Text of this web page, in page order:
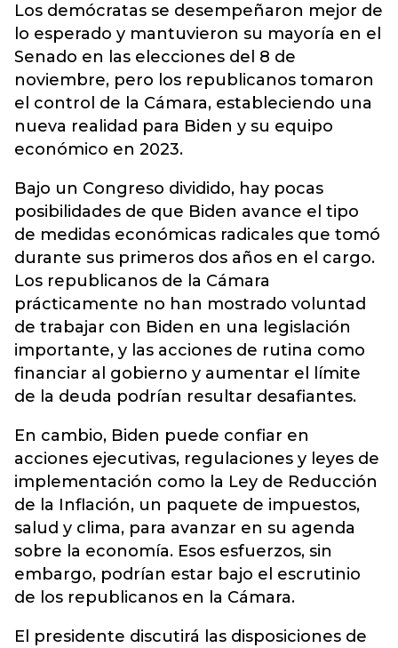
Los demócratas se desempeñaron mejor de
lo esperado y mantuvieron su mayoría en el
Senado en las elecciones del 8 de
noviembre, pero los republicanos tomaron
el control de la Cámara, estableciendo una
nueva realidad para Biden y su equipo
económico en 2023.
Bajo un Congreso dividido, hay pocas
posibilidades de que Biden avance el tipo
de medidas económicas radicales que tomó
durante sus primeros dos años en el cargo.
Los republicanos de la Cámara
prácticamente no han mostrado voluntad
de trabajar con Biden en una legislación
importante, y las acciones de rutina como
financiar al gobierno y aumentar el límite
de la deuda podrían resultar desafiantes.
En cambio, Biden puede confiar en
acciones ejecutivas, regulaciones y leyes de
implementación como la Ley de Reducción
de la Inflación, un paquete de impuestos,
salud y clima, para avanzar en su agenda
sobre la economía. Esos esfuerzos, sin
embargo, podrían estar bajo el escrutinio
de los republicanos en la Cámara.
El presidente discutirá las disposiciones de